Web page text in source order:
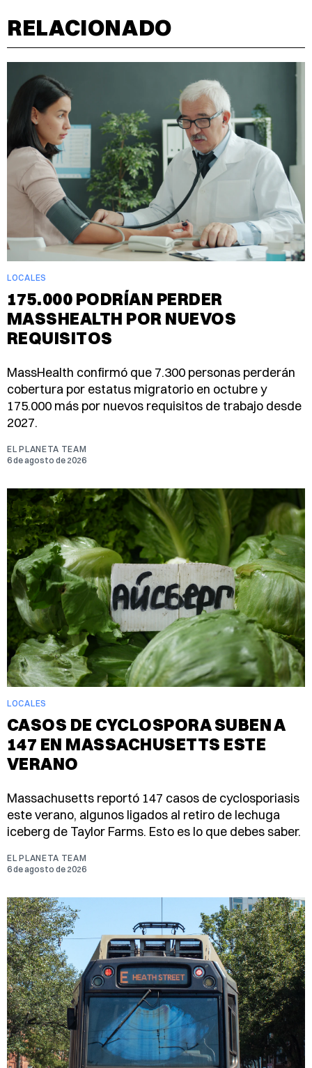
RELACIONADO
LOCALES
175.000 PODRÍAN PERDER
MASSHEALTH POR NUEVOS
REQUISITOS
MassHealth confirmó que 7.300 personas perderán
cobertura por estatus migratorio en octubre y
175.000 más por nuevos requisitos de trabajo desde
2027.
EL PLANETA TEAM
6 de agosto de 2026
LOCALES
CASOS DE CYCLOSPORA SUBEN A
147 EN MASSACHUSETTS ESTE
VERANO
Massachusetts reportó 147 casos de cyclosporiasis
este verano, algunos ligados al retiro de lechuga
iceberg de Taylor Farms. Esto es lo que debes saber.
EL PLANETA TEAM
6 de agosto de 2026